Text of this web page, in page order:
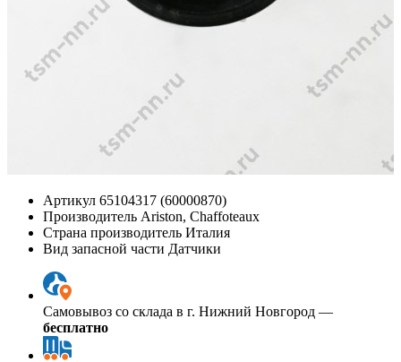
Артикул 65104317 (60000870)
Производитель Ariston, Chaffoteaux
Страна производитель Италия
Вид запасной части Датчики
Самовывоз со склада в г. Нижний Новгород —
бесплатно